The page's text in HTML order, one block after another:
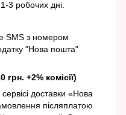
3 робочих дні.
SMS з номером
"Нова пошта"
+2% комісії)
доставки «Нова
післяплатою